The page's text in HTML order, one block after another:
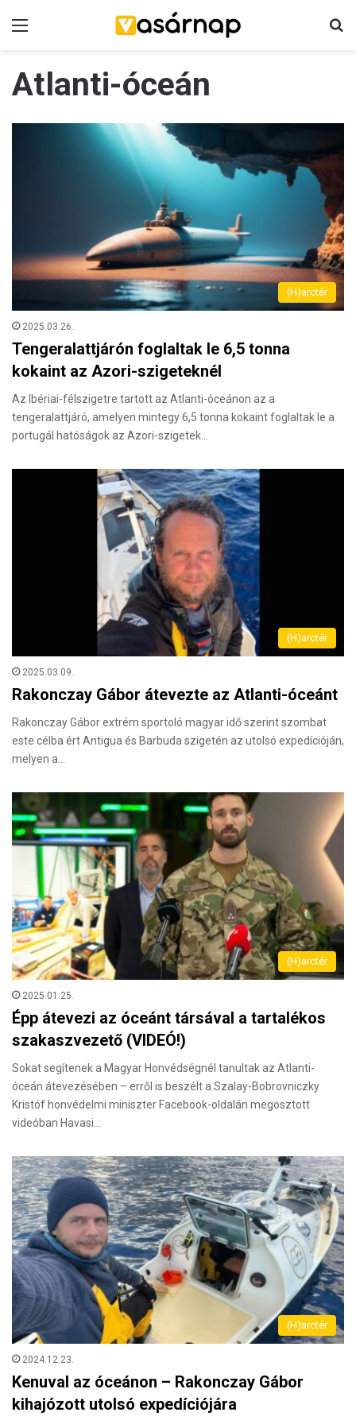
Atlanti-óceán
(H)arctér
2025.03.26.
Tengeralattjárón foglaltak le 6,5 tonna
kokaint az Azori-szigeteknél
Az Ibériai-félszigetre tartott az Atlanti-óceánon az a
tengeralattjáró, amelyen mintegy 6,5 tonna kokaint foglaltak le a
portugál hatóságok az Azori-szigetek…
(H)arctér
2025.03.09.
Rakonczay Gábor átevezte az Atlanti-óceánt
Rakonczay Gábor extrém sportoló magyar idő szerint szombat
este célba ért Antigua és Barbuda szigetén az utolsó expedícióján,
melyen a…
(H)arctér
2025.01.25.
Épp átevezi az óceánt társával a tartalékos
szakaszvezető (VIDEÓ!)
Sokat segítenek a Magyar Honvédségnél tanultak az Atlanti-
óceán átevezésében – erről is beszélt a Szalay-Bobrovniczky
Kristóf honvédelmi miniszter Facebook-oldalán megosztott
videóban Havasi…
(H)arctér
2024.12.23.
Kenuval az óceánon – Rakonczay Gábor
kihajózott utolsó expedíciójára